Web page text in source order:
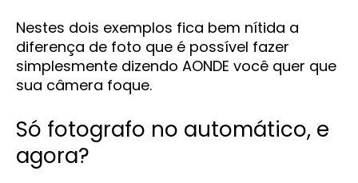
Nestes dois exemplos fica bem nítida a
diferença de foto que é possível fazer
simplesmente dizendo AONDE você quer que
sua câmera foque.
Só fotografo no automático, e
agora?